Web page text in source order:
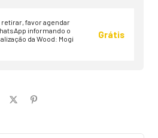
retirar, favor agendar
informando o
da Wood: Mogi
Grátis